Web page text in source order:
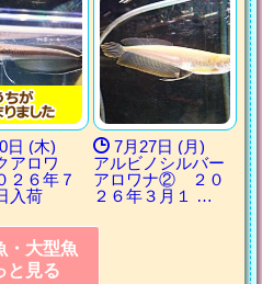
日 (木)
アロワ
６年７
入荷
7月27日 (月)
アルビノシルバー
アロワナ② ２０
２６年３月１ …
・大型魚
と見る